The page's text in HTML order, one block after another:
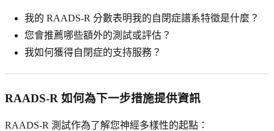
我的 RAADS-R 分數表明我的自閉症譜系特徵是什麼？
您會推薦哪些額外的測試或評估？
我如何獲得自閉症的支持服務？
RAADS-R 如何為下一步措施提供資訊
RAADS-R 測試作為了解您神經多樣性的起點：